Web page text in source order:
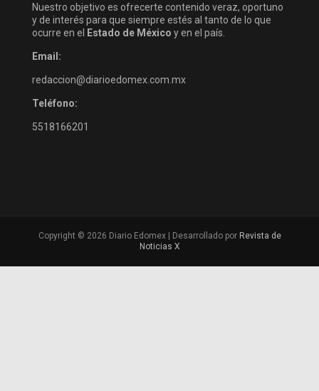
Nuestro objetivo es ofrecerte contenido veraz, oportuno
y de interés para que siempre estés al tanto de lo que
ocurre en el
Estado de México y en el país.
Email:
redaccion@diarioedomex.com.mx
Teléfono:
5518166201
Copyright © 2026 Diario Edomex | Desarrollado por Revista de
Noticias X